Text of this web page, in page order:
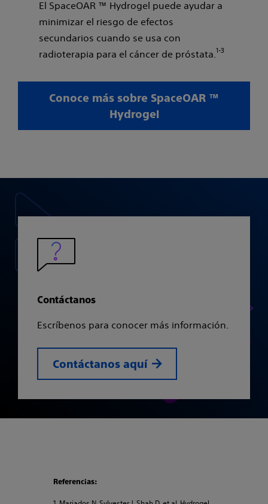
El SpaceOAR ™ Hydrogel puede ayudar a
minimizar el riesgo de efectos
secundarios cuando se usa con
radioterapia para el cáncer de próstata. 1-3
Conoce más sobre SpaceOAR ™
Hydrogel
Contáctanos
Escríbenos para conocer más información.
Contáctanos aquí
Referencias: